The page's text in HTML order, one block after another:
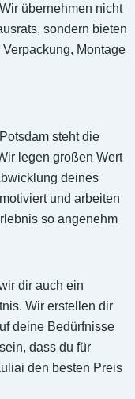
übernehmen nicht
sondern bieten
Montage
steht die
legen großen Wert
deines
und arbeiten
so angenehm
dir auch ein
Wir erstellen dir
deine Bedürfnisse
dass du für
den besten Preis